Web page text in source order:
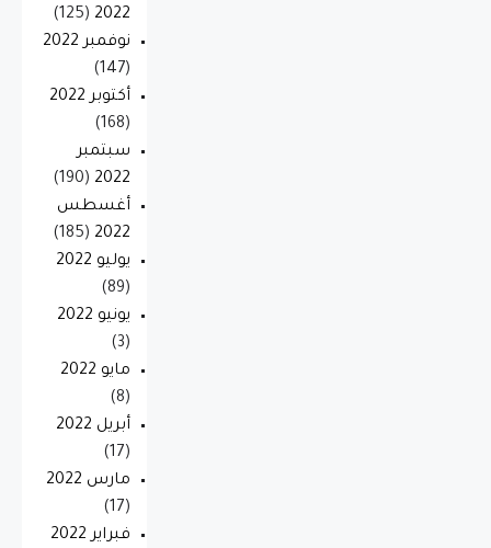
2022
(125)
نوفمبر 2022
(147)
أكتوبر 2022
(168)
سبتمبر
2022
(190)
أغسطس
2022
(185)
يوليو 2022
(89)
يونيو 2022
(3)
مايو 2022
(8)
أبريل 2022
(17)
مارس 2022
(17)
فبراير 2022